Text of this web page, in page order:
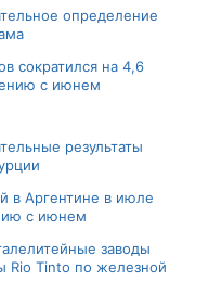
определение
сократился на 4,6
с июнем
результаты
в Аргентине в июле
с июнем
заводы
Rio Tinto по железной